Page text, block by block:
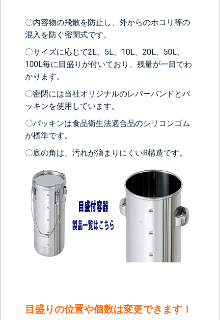
〇内容物の飛散を防止し、外からのホコリ等の
混入を防ぐ密閉式です。
〇サイズに応じて2L、5L、10L、20L、50L、
100L毎に目盛りが付いており、残量が一目でわ
かります。
〇密閉には当社オリジナルのレバーバンドとパ
ッキンを使用しています。
〇パッキンは食品衛生法適合品のシリコンゴム
が標準です。
〇底の角は、汚れが溜まりにくいR構造です。
目盛りの位置や個数は変更できます！